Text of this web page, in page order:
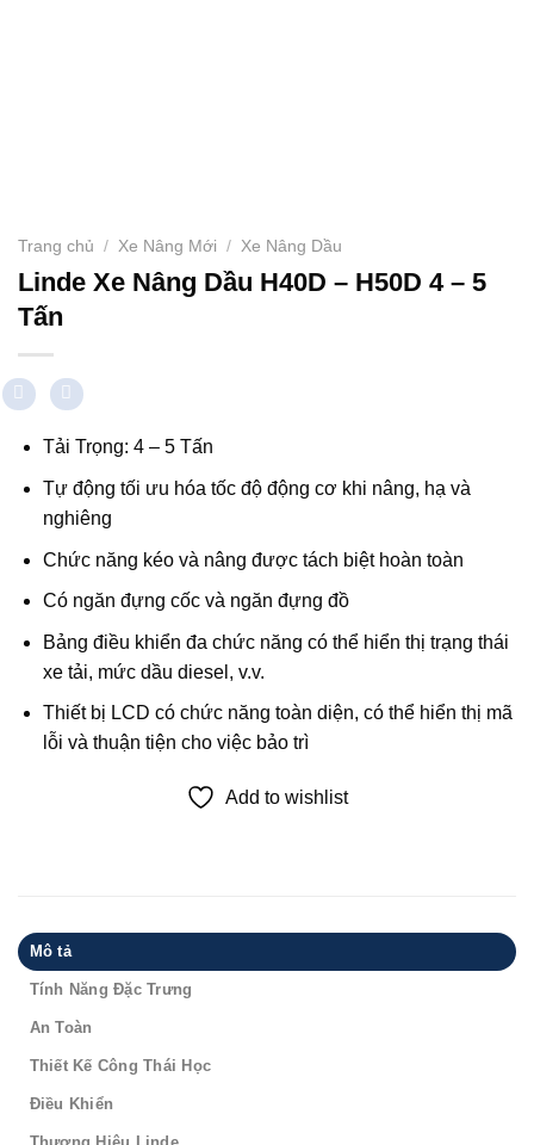
Trang chủ / Xe Nâng Mới / Xe Nâng Dầu
Linde Xe Nâng Dầu H40D – H50D 4 – 5
Tấn
Tải Trọng: 4 – 5 Tấn
Tự động tối ưu hóa tốc độ động cơ khi nâng, hạ và
nghiêng
Chức năng kéo và nâng được tách biệt hoàn toàn
Có ngăn đựng cốc và ngăn đựng đồ
Bảng điều khiển đa chức năng có thể hiển thị trạng thái
xe tải, mức dầu diesel, v.v.
Thiết bị LCD có chức năng toàn diện, có thể hiển thị mã
lỗi và thuận tiện cho việc bảo trì
Add to wishlist
Mô tả
Tính Năng Đặc Trưng
An Toàn
Thiết Kế Công Thái Học
Điều Khiển